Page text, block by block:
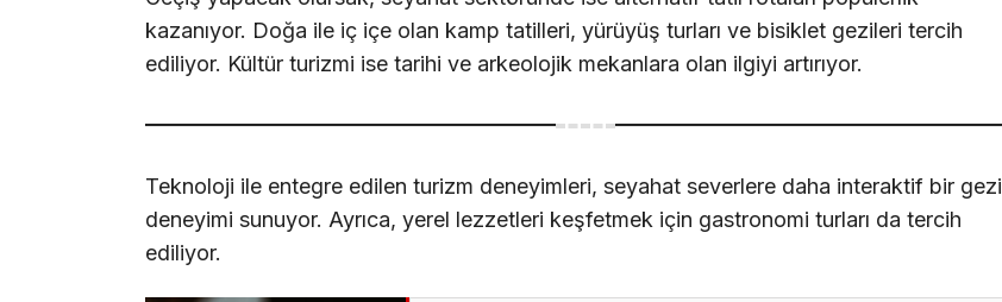
kazanıyor. Doğa ile iç içe olan kamp tatilleri, yürüyüş turları ve bisiklet gezileri tercih
ediliyor. Kültür turizmi ise tarihi ve arkeolojik mekanlara olan ilgiyi artırıyor.
Teknoloji ile entegre edilen turizm deneyimleri, seyahat severlere daha interaktif bir gezi
deneyimi sunuyor. Ayrıca, yerel lezzetleri keşfetmek için gastronomi turları da tercih
ediliyor.